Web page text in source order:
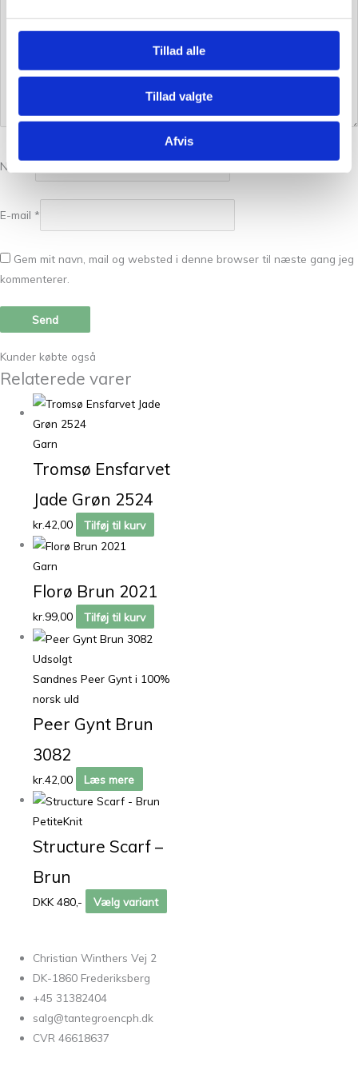
Tillad alle
Tillad valgte
Afvis
Navn
E-mail *
Gem mit navn, mail og websted i denne browser til næste gang jeg
kommenterer.
Kunder købte også
Relaterede varer
Garn
Tromsø Ensfarvet
Jade Grøn 2524
kr.42,00 Tilføj til kurv
Garn
Florø Brun 2021
kr.99,00 Tilføj til kurv
Udsolgt
Sandnes Peer Gynt i 100%
norsk uld
Peer Gynt Brun
3082
kr.42,00 Læs mere
PetiteKnit
Structure Scarf –
Brun
DKK 480,- Vælg variant
Christian Winthers Vej 2
DK-1860 Frederiksberg
+45 31382404
salg@tantegroencph.dk
CVR 46618637